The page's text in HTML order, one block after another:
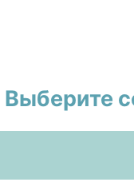
Выберите